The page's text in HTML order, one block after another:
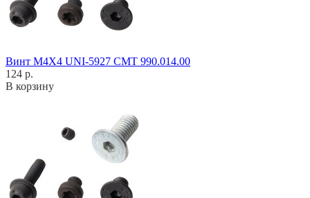
Винт M4X4 UNI-5927 CMT 990.014.00
124 р.
В корзину